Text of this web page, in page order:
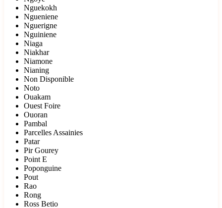
Nguekokh
Ngueniene
Nguerigne
Nguiniene
Niaga
Niakhar
Niamone
Nianing
Non Disponible
Noto
Ouakam
Ouest Foire
Ouoran
Pambal
Parcelles Assainies
Patar
Pir Gourey
Point E
Poponguine
Pout
Rao
Rong
Ross Betio